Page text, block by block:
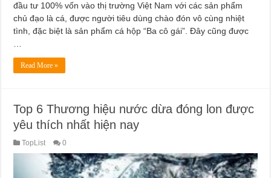
đầu tư 100% vốn vào thị trường Việt Nam với các sản phẩm
chủ đạo là cá, được người tiêu dùng chào đón vô cùng nhiệt
tình, đặc biệt là sản phẩm cá hộp “Ba cô gái”. Đây cũng được
Read More »
Top 6 Thương hiệu nước dừa đóng lon được
yêu thích nhất hiện nay
TopList 0